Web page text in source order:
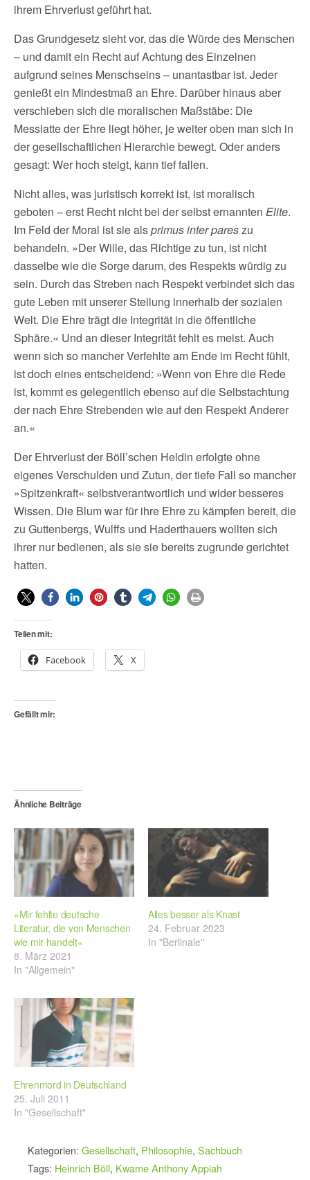
ihrem Ehrverlust geführt hat.
Das Grundgesetz sieht vor, das die Würde des Menschen
– und damit ein Recht auf Achtung des Einzelnen
aufgrund seines Menschseins – unantastbar ist. Jeder
genießt ein Mindestmaß an Ehre. Darüber hinaus aber
verschieben sich die moralischen Maßstäbe: Die
Messlatte der Ehre liegt höher, je weiter oben man sich in
der gesellschaftlichen Hierarchie bewegt. Oder anders
gesagt: Wer hoch steigt, kann tief fallen.
Nicht alles, was juristisch korrekt ist, ist moralisch
geboten – erst Recht nicht bei der selbst ernannten Elite.
Im Feld der Moral ist sie alsprimus inter pareszu
behandeln. »Der Wille, das Richtige zu tun, ist nicht
dasselbe wie die Sorge darum, des Respekts würdig zu
sein. Durch das Streben nach Respekt verbindet sich das
gute Leben mit unserer Stellung innerhalb der sozialen
Welt. Die Ehre trägt die Integrität in die öffentliche
Sphäre.« Und an dieser Integrität fehlt es meist. Auch
wenn sich so mancher Verfehlte am Ende im Recht fühlt,
ist doch eines entscheidend: »Wenn von Ehre die Rede
ist, kommt es gelegentlich ebenso auf die Selbstachtung
der nach Ehre Strebenden wie auf den Respekt Anderer
an.«
Der Ehrverlust der Böll’schen Heldin erfolgte ohne
eigenes Verschulden und Zutun, der tiefe Fall so mancher
»Spitzenkraft« selbstverantwortlich und wider besseres
Wissen. Die Blum war für ihre Ehre zu kämpfen bereit, die
zu Guttenbergs, Wulffs und Haderthauers wollten sich
ihrer nur bedienen, als sie sie bereits zugrunde gerichtet
hatten.
Teilen mit:
Facebook X
Gefällt mir:
Ähnliche Beiträge
»Mir fehlte deutsche
Literatur, die von Menschen
wie mir handelt«
8. März 2021
In "Allgemein"
Alles besser als Knast
24. Februar 2023
In "Berlinale"
Ehrenmord in Deutschland
25. Juli 2011
In "Gesellschaft"
Kategorien: Gesellschaft, Philosophie, Sachbuch
Tags: Heinrich Böll, Kwame Anthony Appiah